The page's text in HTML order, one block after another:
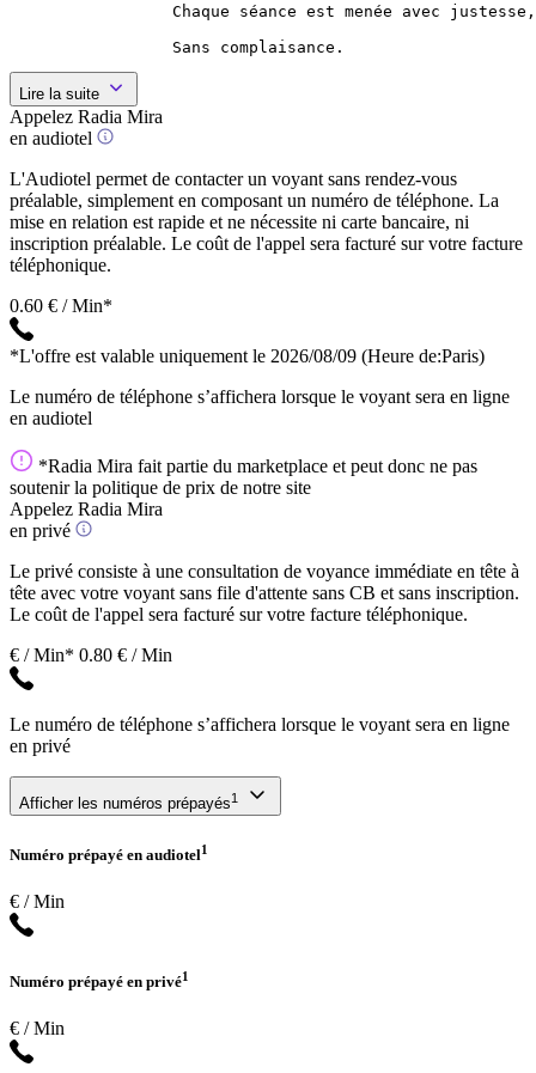
Chaque séance est menée avec
                 Sans complaisance.
Lire la suite
Appelez Radia Mira
en audiotel
L'Audiotel permet de contacter un voyant sans rendez-vous
préalable, simplement en composant un numéro de téléphone. La
mise en relation est rapide et ne nécessite ni carte bancaire, ni
inscription préalable. Le coût de l'appel sera facturé sur votre facture
téléphonique.
0.60 € / Min*
*L'offre est valable uniquement le 2026/08/09 (Heure de:Paris)
Le numéro de téléphone s’affichera lorsque le voyant sera en ligne
en audiotel
*Radia Mira fait partie du marketplace et peut donc ne pas
soutenir la politique de prix de notre site
Appelez Radia Mira
en privé
Le privé consiste à une consultation de voyance immédiate en tête à
tête avec votre voyant sans file d'attente sans CB et sans inscription.
Le coût de l'appel sera facturé sur votre facture téléphonique.
€ / Min* 0.80 € / Min
Le numéro de téléphone s’affichera lorsque le voyant sera en ligne
en privé
Afficher les numéros prépayés1
Numéro prépayé en audiotel1
€ / Min
Numéro prépayé en privé1
€ / Min